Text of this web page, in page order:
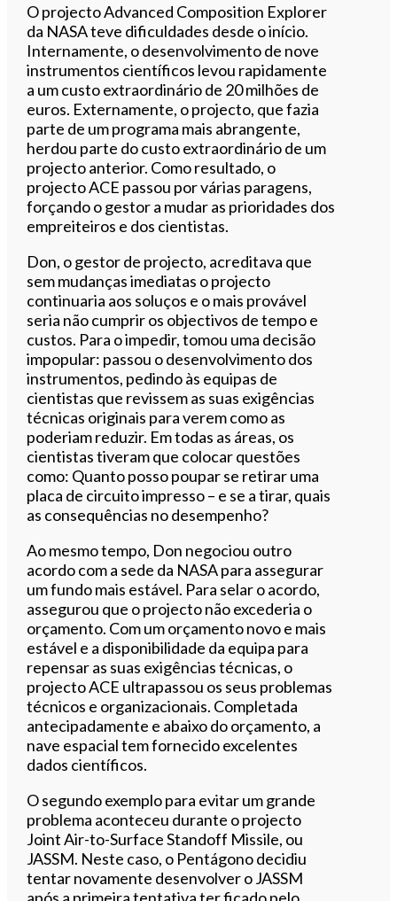
O projecto Advanced Composition Explorer
da NASA teve dificuldades desde o início.
Internamente, o desenvolvimento de nove
instrumentos científicos levou rapidamente
a um custo extraordinário de 20 milhões de
euros. Externamente, o projecto, que fazia
parte de um programa mais abrangente,
herdou parte do custo extraordinário de um
projecto anterior. Como resultado, o
projecto ACE passou por várias paragens,
forçando o gestor a mudar as prioridades dos
empreiteiros e dos cientistas.
Don, o gestor de projecto, acreditava que
sem mudanças imediatas o projecto
continuaria aos soluços e o mais provável
seria não cumprir os objectivos de tempo e
custos. Para o impedir, tomou uma decisão
impopular: passou o desenvolvimento dos
instrumentos, pedindo às equipas de
cientistas que revissem as suas exigências
técnicas originais para verem como as
poderiam reduzir. Em todas as áreas, os
cientistas tiveram que colocar questões
como: Quanto posso poupar se retirar uma
placa de circuito impresso – e se a tirar, quais
as consequências no desempenho?
Ao mesmo tempo, Don negociou outro
acordo com a sede da NASA para assegurar
um fundo mais estável. Para selar o acordo,
assegurou que o projecto não excederia o
orçamento. Com um orçamento novo e mais
estável e a disponibilidade da equipa para
repensar as suas exigências técnicas, o
projecto ACE ultrapassou os seus problemas
técnicos e organizacionais. Completada
antecipadamente e abaixo do orçamento, a
nave espacial tem fornecido excelentes
dados científicos.
O segundo exemplo para evitar um grande
problema aconteceu durante o projecto
Joint Air-to-Surface Standoff Missile, ou
JASSM. Neste caso, o Pentágono decidiu
tentar novamente desenvolver o JASSM